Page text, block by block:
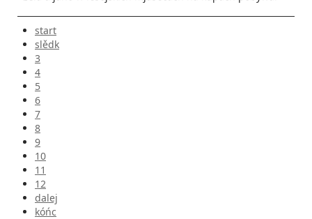
start
slědk
3
4
5
6
7
8
9
10
11
12
dalej
kóńc